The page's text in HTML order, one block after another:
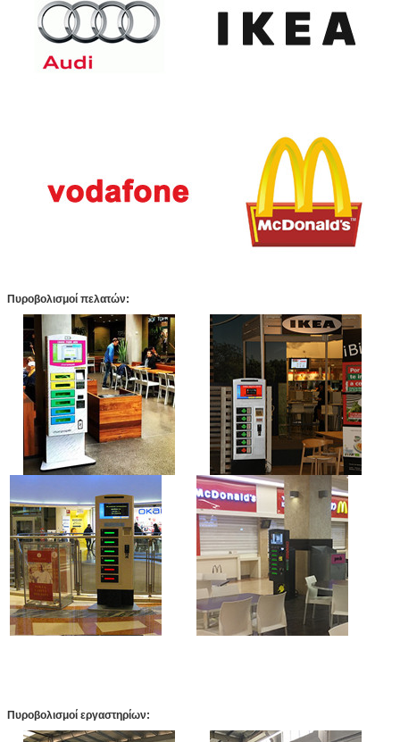
We bellen je snel terug!
Πυροβολισμοί πελατών:
Πυροβολισμοί εργαστηρίων: